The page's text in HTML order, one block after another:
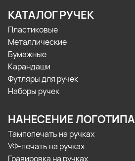
КАТАЛОГ РУЧЕК
Пластиковые
Металлические
Бумажные
Карандаши
Футляры для ручек
Наборы ручек
НАНЕСЕНИЕ ЛОГОТИПА
Тампопечать на ручках
УФ-печать на ручках
Гравировка на ручках